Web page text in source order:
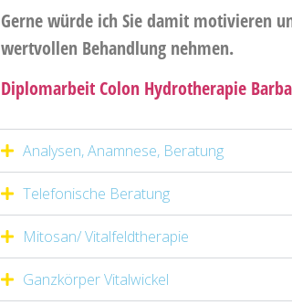
Gerne würde ich Sie damit motivieren
wertvollen Behandlung nehmen.
Diplomarbeit Colon Hydrotherapie
Analysen, Anamnese, Beratung
Telefonische Beratung
Mitosan/ Vitalfeldtherapie
Ganzkörper Vitalwickel